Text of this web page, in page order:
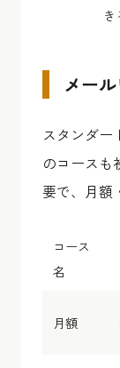
き
メー
スタンダー
のコースも
要で、月額
コース
名
月額